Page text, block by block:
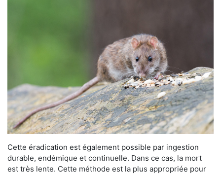
Cette éradication est également possible par ingestion
durable, endémique et continuelle. Dans ce cas, la mort
est très lente. Cette méthode est la plus appropriée pour